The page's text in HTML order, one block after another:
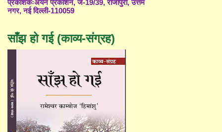
प्रकाशकःअयन प्रकाशन, जे-19/39, राजापुरी, उत्तम
नगर, नई दिल्ली-110059
साँझ हो गई (काव्य-संग्रह)